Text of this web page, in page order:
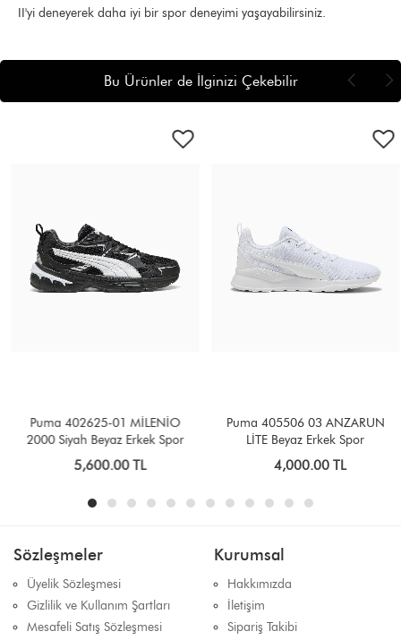
II'yi deneyerek daha iyi bir spor deneyimi yaşayabilirsiniz.
Bu Ürünler de İlginizi Çekebilir
Puma 402625-01 MİLENİO
2000 Siyah Beyaz Erkek Spor
Ayakkabı
5,600.00 TL
Puma 405506 03 ANZARUN
LİTE Beyaz Erkek Spor
4,000.00 TL
Sözleşmeler
Üyelik Sözleşmesi
Gizlilik ve Kullanım Şartları
Mesafeli Satış Sözleşmesi
Kurumsal
Hakkımızda
İletişim
Sipariş Takibi